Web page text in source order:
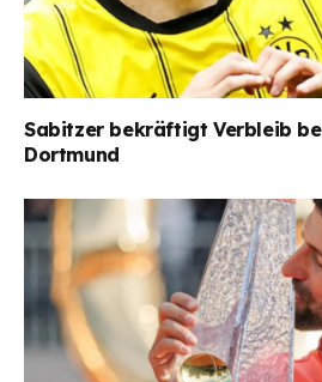
Sabitzer bekräftigt Verbleib
Dortmund